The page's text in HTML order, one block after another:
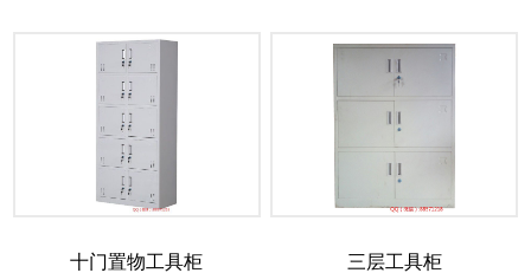
十门置物工具柜 三层工具柜